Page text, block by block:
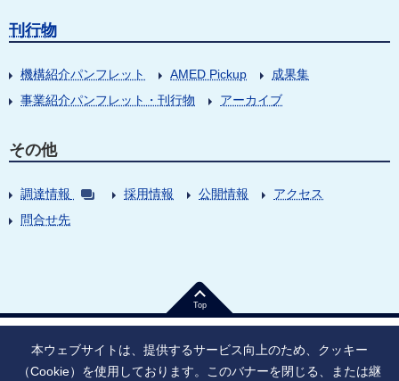
刊行物
機構紹介パンフレット AMED Pickup
成果集
事業紹介パンフレット・刊行物
アーカイブ
その他
調達情報 採用情報 公開情報
アクセス
問合せ先
Top
本ウェブサイトは、提供するサービス向上のため、クッキー
（Cookie）を使用しております。このバナーを閉じる、または継